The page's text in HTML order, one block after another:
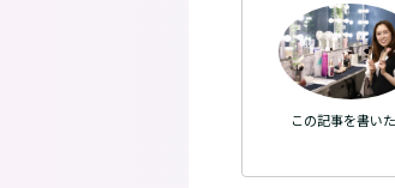
この記事を書い